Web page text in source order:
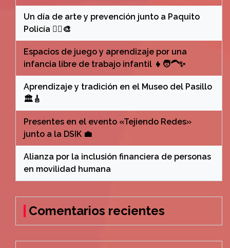
Un día de arte y prevención junto a Paquito
Policía 👮‍♂️🎨
Espacios de juego y aprendizaje por una
infancia libre de trabajo infantil 👧🧑‍🦱✨
Aprendizaje y tradición en el Museo del Pasillo
🏛️🎸
Presentes en el evento «Tejiendo Redes»
junto a la DSIK 💼
Alianza por la inclusión financiera de personas
en movilidad humana
Comentarios recientes